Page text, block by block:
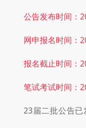
公告发布时间：
网申报名时间：
报名截止时间：
笔试考试时间：
23届二批公告已